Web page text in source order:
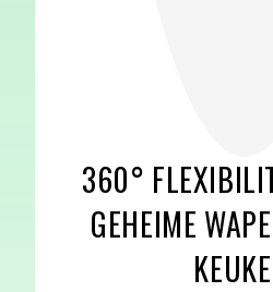
360°
GEHEIME